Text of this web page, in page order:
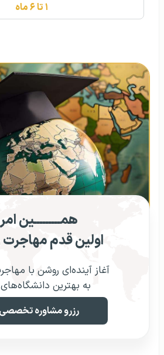
۱ تا ۶ ماه
همـــــــــین
اولین قدم مهاجرت
آغاز آینده‌ای روشن با
به بهترین
رزرو مشاوره تخصصی